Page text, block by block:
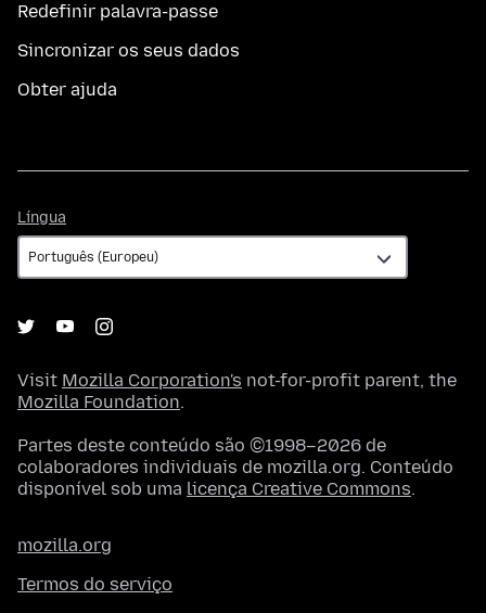
Redefinir palavra-passe
Sincronizar os seus dados
Obter ajuda
Língua
Visit Mozilla Corporation's not-for-profit parent, the
Mozilla Foundation.
Partes deste conteúdo são ©1998–2026 de
colaboradores individuais de mozilla.org. Conteúdo
disponível sob uma licença Creative Commons.
mozilla.org
Termos do serviço